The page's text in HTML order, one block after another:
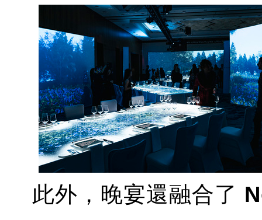
此外，晚宴還融合了